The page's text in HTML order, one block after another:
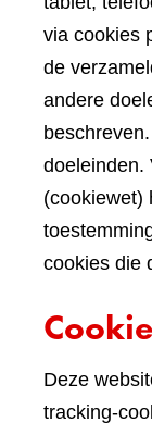
via cookies
de
andere
doeleinden.
(cookiewet)
cookies die
Deze
tracking-